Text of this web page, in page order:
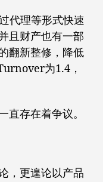
代理等形式快速
且财产也有一部
翻新整修，降低
为1.4，
直存在着争议。
，更遑论以产品